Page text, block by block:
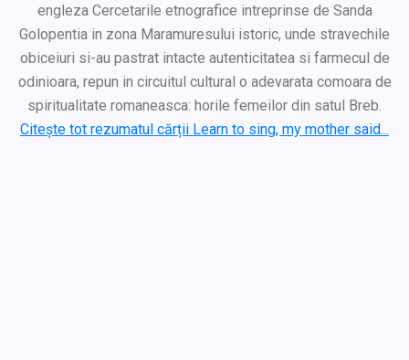
engleza Cercetarile etnografice intreprinse de Sanda
Golopentia in zona Maramuresului istoric, unde stravechile
obiceiuri si-au pastrat intacte autenticitatea si farmecul de
odinioara, repun in circuitul cultural o adevarata comoara de
spiritualitate romaneasca: horile femeilor din satul Breb.
Citește tot rezumatul cărții Learn to sing, my mother said...